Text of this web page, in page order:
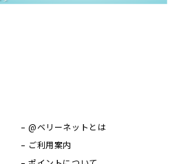
@ベリーネットとは
ご利用案内